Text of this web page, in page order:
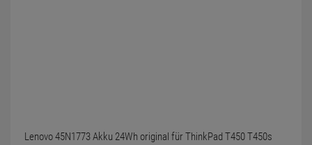
Lenovo 45N1773 Akku 24Wh original für ThinkPad T450 T450s